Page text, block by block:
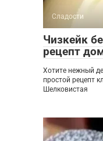
Сладости
Чизкейк
рецепт
Хотите нежный
простой рецепт
Шелковистая